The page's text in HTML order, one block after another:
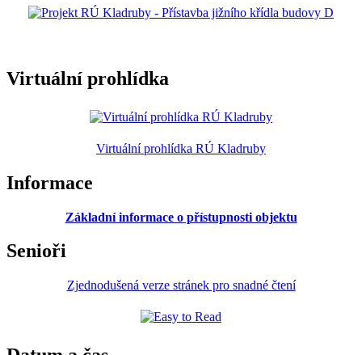
Virtuální prohlídka
Virtuální prohlídka RÚ Kladruby
Informace
Základní informace o přístupnosti objektu
Senioři
Zjednodušená verze stránek pro snadné čtení